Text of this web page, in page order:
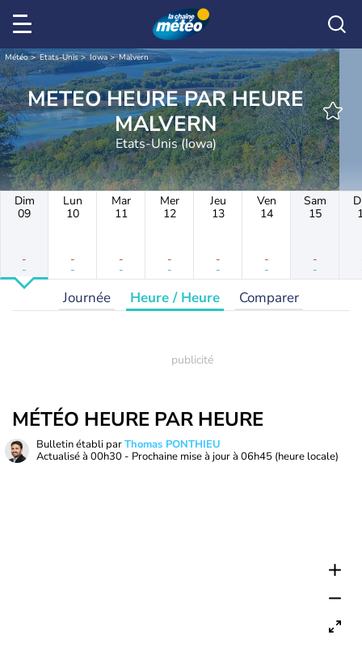
Météo Etats-Unis Iowa Malvern
METEO HEURE PAR HEURE
MALVERN
Etats-Unis (Iowa)
Dim
09
-
-
Lun
10
-
-
Mar
11
-
-
Mer
12
-
-
Jeu
13
-
-
Ven
14
-
-
Sam
15
-
-
Journée Heure / Heure Comparer
MÉTÉO HEURE PAR HEURE
Bulletin établi parThomas PONTHIEU
Actualisé à 00h30 - Prochaine mise à jour à 06h45 (heure locale)